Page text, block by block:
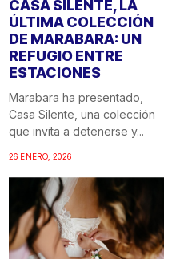
CASA SILENTE, LA
ÚLTIMA COLECCIÓN
DE MARABARA: UN
REFUGIO ENTRE
ESTACIONES
Marabara ha presentado,
Casa Silente, una colección
que invita a detenerse y...
26 ENERO, 2026